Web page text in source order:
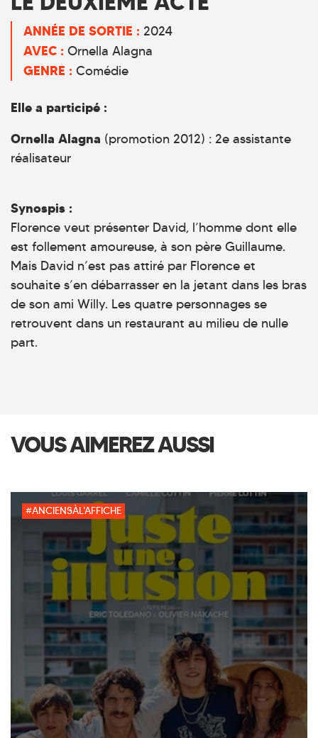
ANNÉE DE SORTIE : 2024
AVEC : Ornella Alagna
GENRE : Comédie
Elle a participé :
Ornella Alagna (promotion 2012) : 2e assistante
réalisateur
Synospis :
Florence veut présenter David, l’homme dont elle
est follement amoureuse, à son père Guillaume.
Mais David n’est pas attiré par Florence et
souhaite s’en débarrasser en la jetant dans les bras
de son ami Willy. Les quatre personnages se
retrouvent dans un restaurant au milieu de nulle
part.
VOUS AIMEREZ AUSSI
#ANCIENSÀL'AFFICHE